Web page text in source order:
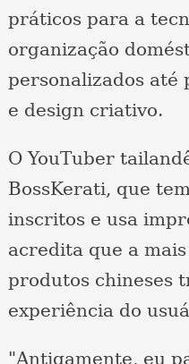
práticos para a
organização
personalizados até
e design criativo.
O YouTuber
BossKerati, que
inscritos e usa
acredita que a
produtos chineses
experiência do
"Antigamente, eu